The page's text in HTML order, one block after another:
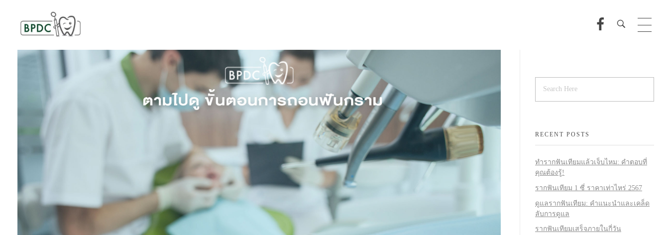
BPDC
แค่เว็บเวิร์ดเพรสเว็บหนึ่ง
RECENT POSTS
ทำรากฟันเทียมแล้วเจ็บไหม: คำตอบที่
คุณต้องรู้!
รากฟันเทียม 1 ซี่ ราคาเท่าไหร่ 2567
ดูแลรากฟันเทียม: คำแนะนำและเคล็ด
ลับการดูแล
รากฟันเทียมเสร็จภายในกี่วัน